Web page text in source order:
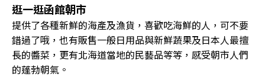
逛一逛函館朝市
提供了各種新鮮的海產及漁貨，喜歡吃海鮮的人，可不要
錯過了哦，也有販售一般日用品與新鮮蔬果及日本人最擅
長的醬菜，更有北海道當地的民藝品等等，感受朝市人們
的蓬勃朝氣。